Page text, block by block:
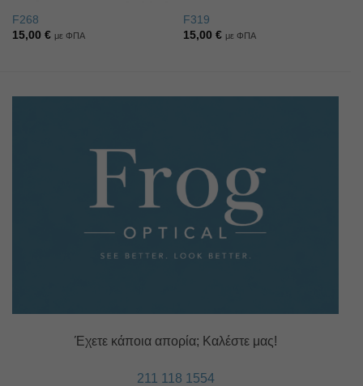
F268
15,00 € με ΦΠΑ
F319
15,00€ με ΦΠΑ
Έχετε κάποια απορία; Καλέστε μας!
211 118 1554